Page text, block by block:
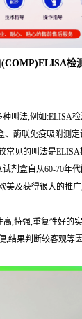
检
叫法,例如:ELISA检
、酶联免疫吸附测
常见的叫法是
剂盒自从60-70年
美及获得很大的推
高,特强,重复性好的
,结果判断较客观等